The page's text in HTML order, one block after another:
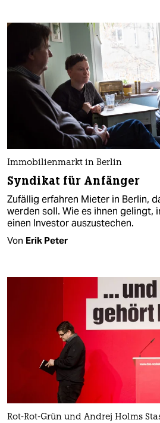
Immobilienmarkt in Berlin
Syndikat für Anfänger
Zufällig erfahren Mieter in Berlin,
werden soll. Wie es ihnen gelingt,
einen Investor auszustechen.
Von Erik Peter
Rot-Rot-Grün und Andrej Holms